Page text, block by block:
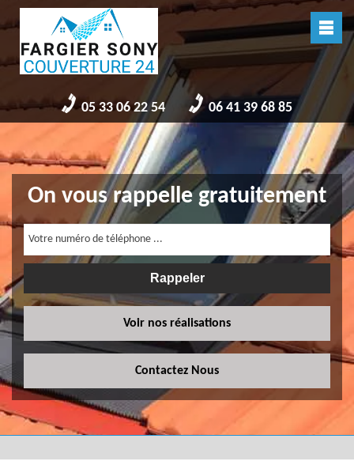
05 33 06 22 54 06 41 39 68 85
On vous rappelle gratuitement
Voir nos réalisations
Contactez Nous